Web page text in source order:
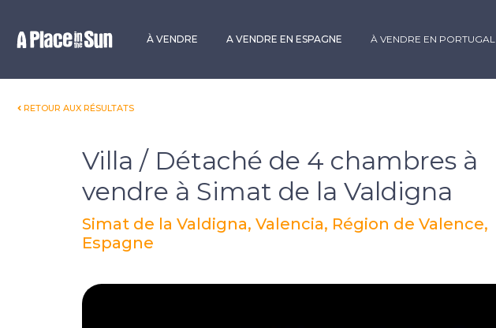
À VENDRE A VENDRE EN ESPAGNE À VENDRE EN PORTUGAL
RETOUR AUX RÉSULTATS
Villa / Détaché de 4 chambres à
vendre à Simat de la Valdigna
Simat de la Valdigna, Valencia, Région de Valence,
Espagne